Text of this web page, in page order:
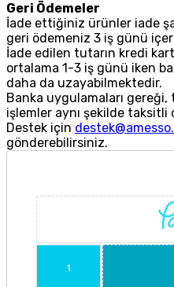
Geri Ödemeler
İade ettiğiniz ürünler iade
geri ödemeniz 3 iş günü
İade edilen tutarın kredi
ortalama 1-3 iş günü iken
daha da uzayabilmektedir.
Banka uygulamaları
işlemler aynı şekilde
Destek için
gönderebilirsiniz.
1